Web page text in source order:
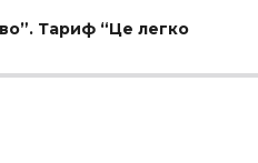
Тариф “Це легко